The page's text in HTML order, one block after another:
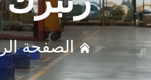
الصفحة